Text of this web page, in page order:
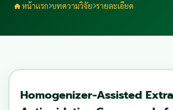
หน้าแรก บทความวิจัย รายละเอียด
Homogenizer-Assisted